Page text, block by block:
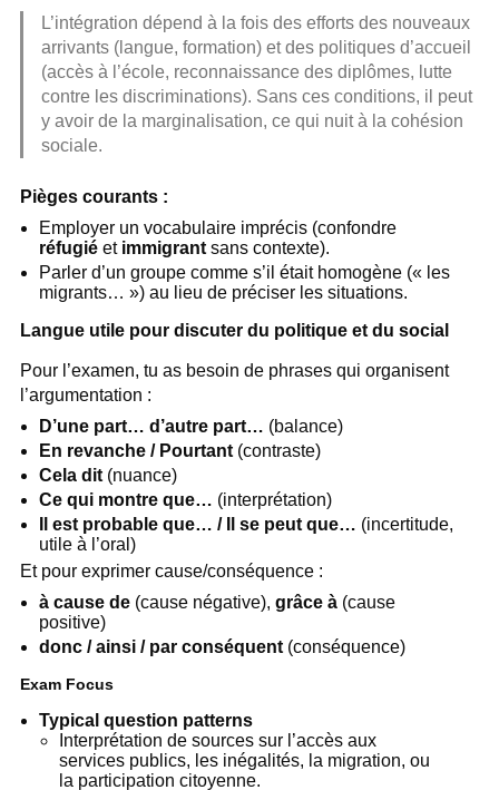
L’intégration dépend à la fois des efforts des nouveaux
arrivants (langue, formation) et des politiques d’accueil
(accès à l’école, reconnaissance des diplômes, lutte
contre les discriminations). Sans ces conditions, il peut
y avoir de la marginalisation, ce qui nuit à la cohésion
sociale.
Pièges courants :
Employer un vocabulaire imprécis (confondre
réfugié et immigrant sans contexte).
Parler d’un groupe comme s’il était homogène (« les
migrants… ») au lieu de préciser les situations.
Langue utile pour discuter du politique et du social
Pour l’examen, tu as besoin de phrases qui organisent
l’argumentation :
D’une part… d’autre part… (balance)
En revanche / Pourtant (contraste)
Cela dit (nuance)
Ce qui montre que… (interprétation)
Il est probable que… / Il se peut que… (incertitude,
utile à l’oral)
Et pour exprimer cause/conséquence :
à cause de (cause négative),grâce à (cause
positive)
donc / ainsi / par conséquent (conséquence)
Exam Focus
Typical question patterns
Interprétation de sources sur l’accès aux
services publics, les inégalités, la migration, ou
la participation citoyenne.